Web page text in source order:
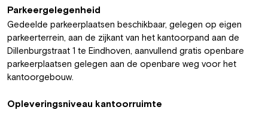
Parkeergelegenheid
Gedeelde parkeerplaatsen beschikbaar, gelegen op eigen
parkeerterrein, aan de zijkant van het kantoorpand aan de
Dillenburgstraat 1 te Eindhoven, aanvullend gratis openbare
parkeerplaatsen gelegen aan de openbare weg voor het
kantoorgebouw.
Opleveringsniveau kantoorruimte